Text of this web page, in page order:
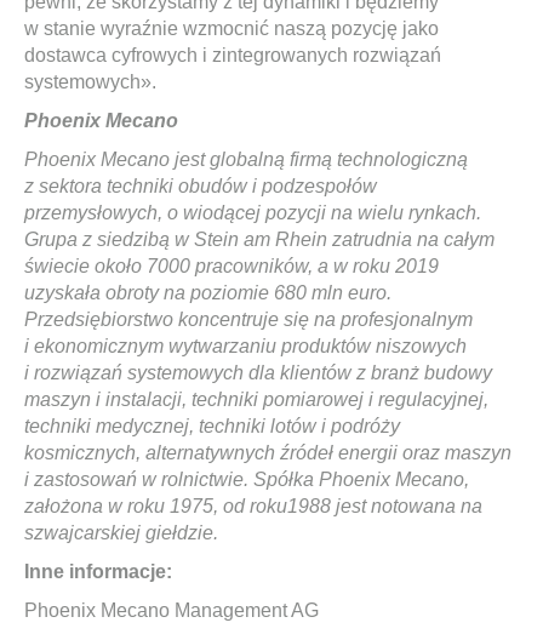
w stanie wyraźnie wzmocnić naszą pozycję jako
dostawca cyfrowych i zintegrowanych rozwiązań
systemowych».
Phoenix Mecano
Phoenix Mecano jest globalną firmą technologiczną
z sektora techniki obudów i podzespołów
przemysłowych, o wiodącej pozycji na wielu rynkach.
Grupa z siedzibą w Stein am Rhein zatrudnia na całym
świecie około 7000 pracowników, a w roku 2019
uzyskała obroty na poziomie 680 mln euro.
Przedsiębiorstwo koncentruje się na profesjonalnym
i ekonomicznym wytwarzaniu produktów niszowych
i rozwiązań systemowych dla klientów z branż budowy
maszyn i instalacji, techniki pomiarowej i regulacyjnej,
techniki medycznej, techniki lotów i podróży
kosmicznych, alternatywnych źródeł energii oraz maszyn
i zastosowań w rolnictwie. Spółka Phoenix Mecano,
założona w roku 1975, od roku1988 jest notowana na
szwajcarskiej giełdzie.
Inne informacje:
Phoenix Mecano Management AG